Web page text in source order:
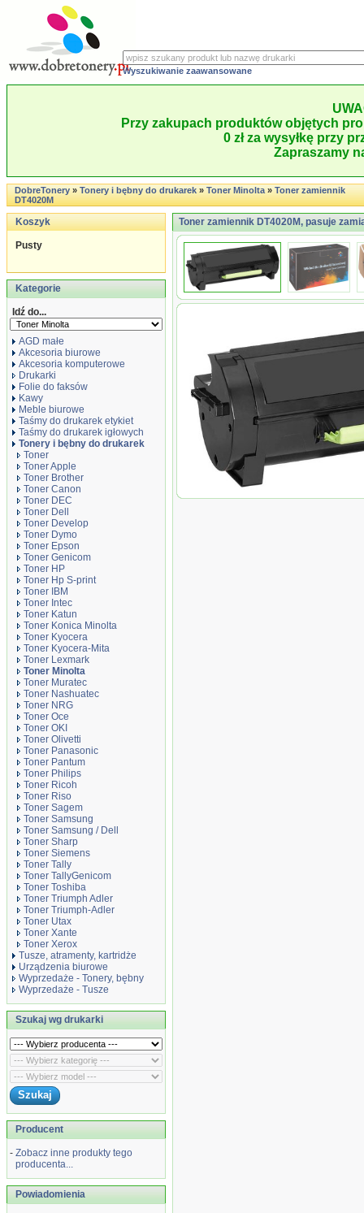
Wyszukiwanie zaawansowane
Przy zakupach produktów objętych
0 zł za wysyłkę przy
Zapraszamy
DobreTonery»Tonery i bębny do drukarek»Toner Minolta»Toner zamiennik
DT4020M
Koszyk
Pusty
Kategorie
Idź do...
AGD małe
Akcesoria biurowe
Akcesoria komputerowe
Drukarki
Folie do faksów
Kawy
Meble biurowe
Taśmy do drukarek etykiet
Taśmy do drukarek igłowych
Tonery i bębny do drukarek
Toner
Toner Apple
Toner Brother
Toner Canon
Toner DEC
Toner Dell
Toner Develop
Toner Dymo
Toner Epson
Toner Genicom
Toner HP
Toner Hp S-print
Toner IBM
Toner Intec
Toner Katun
Toner Konica Minolta
Toner Kyocera
Toner Kyocera-Mita
Toner Lexmark
Toner Minolta
Toner Muratec
Toner Nashuatec
Toner NRG
Toner Oce
Toner OKI
Toner Olivetti
Toner Panasonic
Toner Pantum
Toner Philips
Toner Ricoh
Toner Riso
Toner Sagem
Toner Samsung
Toner Samsung / Dell
Toner Sharp
Toner Siemens
Toner Tally
Toner TallyGenicom
Toner Toshiba
Toner Triumph Adler
Toner Triumph-Adler
Toner Utax
Toner Xante
Toner Xerox
Tusze, atramenty, kartridże
Urządzenia biurowe
Wyprzedaże - Tonery, bębny
Wyprzedaże - Tusze
Szukaj wg drukarki
Producent
- Zobacz inne produkty tego
producenta...
Powiadomienia
Toner zamiennik DT4020M, pasuje
Toner zamiennik DT4020M